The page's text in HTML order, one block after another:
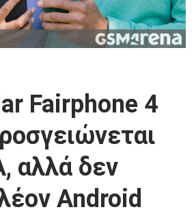
Fairphone 4
αλλά δεν
Android